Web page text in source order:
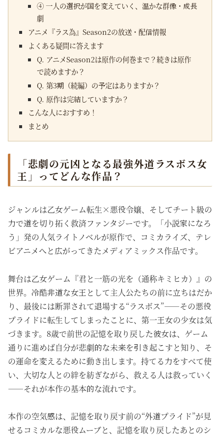
④ 一人の選択が国を変えていく、温かな群像・成長
劇
アニメ『ラス為』Season2の放送・配信情報
よくある疑問に答えます
Q. アニメSeason2は原作の何巻まで？続きは原作
で読めますか？
Q. 第3期（続編）の予定はありますか？
Q. 原作は完結していますか？
こんな人におすすめ！
まとめ
「悲劇の元凶となる最強外道ラスボス女
王」ってどんな作品？
ジャンルは乙女ゲーム転生×悪役令嬢、そしてチート級の
力で道を切り拓く救済ファンタジーです。「小説家になろ
う」発の人気ライトノベルが原作で、コミカライズ、テレ
ビアニメへと広がってきたメディアミックス作品です。
舞台は乙女ゲーム『君と一筋の光を（通称キミヒカ）』の
世界。冷酷非道な女王として主人公たちの前に立ちはだか
り、最後には断罪されて退場する“ラスボス”——その悪役
プライドに転生してしまったことに、第一王女の少女は気
づきます。8歳で前世の記憶を取り戻した彼女は、ゲーム
通りに進めば自分が悲劇的な未来を引き起こすと知り、そ
の運命を変えるために動き出します。持てる力をすべて使
い、大切な人との絆を紡ぎながら、救える人は救っていく
——それが本作の基本的な流れです。
本作の空気感は、記憶を取り戻す前の“外道プライド”が見
せるコミカルな悪役ムーブと、記憶を取り戻したあとのシ